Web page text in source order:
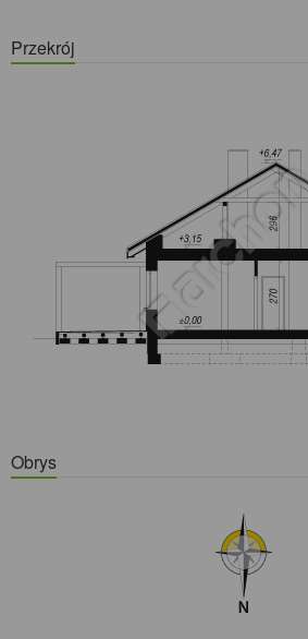
Przekrój
Obrys